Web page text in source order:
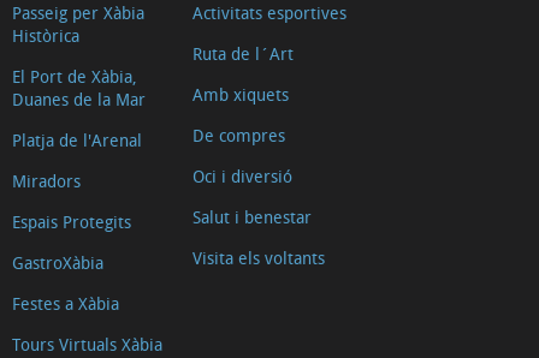
Passeig per Xàbia
Històrica
El Port de Xàbia,
Duanes de la Mar
Platja de l'Arenal
Miradors
Espais Protegits
GastroXàbia
Festes a Xàbia
Tours Virtuals Xàbia
Activitats esportives
Ruta de l´Art
Amb xiquets
De compres
Oci i diversió
Salut i benestar
Visita els voltants